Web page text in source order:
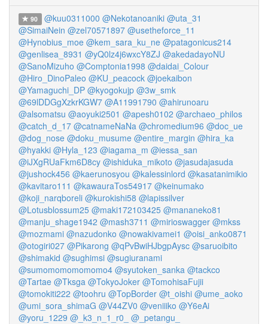
90 @kuu0311000 @Nekotanoaniki @uta_31
@SimaiNein @zel70571897 @usetheforce_11
@Hynobius_moe @kem_sara_ku_ne @patagonicus214
@genlisea_8931 @yQ0lz4j6wxcY8ZJ @akedadayoNU
@SanoMizuho @Comptonia1998 @daidai_Colour
@Hiro_DinoPaleo @KU_peacock @joekaibon
@Yamaguchi_DP @kyogokujp @3w_smk
@69lDDGgXzkrKGW7 @A11991790 @ahirunoaru
@alsomatsu @aoyuki2501 @apesh0102 @archaeo_philos
@catch_d_17 @catnameNaNa @chromedium96 @doc_ue
@dog_nose @doku_musume @entire_margin @hira_ka
@hyakki @Hyla_123 @iagama_m @iessa_san
@iJXgRUaFkm6D8cy @ishiduka_mikoto @jasudajasuda
@jushock456 @kaerunosyou @kalessinlord @kasatanimikio
@kavitaro111 @kawauraTos54917 @keinumako
@koji_narqboreli @kurokishi58 @lapissilver
@Lotusblossum25 @maki172103425 @mananeko81
@manju_shage1942 @mash3711 @mirioswagger @mkss
@mozmami @nazudonko @nowakivamei1 @oisi_anko0871
@otogiri027 @Pikarong @qPvBwiHJbgpAysc @saruoibito
@shimakid @sughimsi @sugiuranami
@sumomomomomomo4 @syutoken_sanka @tackco
@Tartae @Tksga @TokyoJoker @TomohisaFujii
@tomokiti222 @toohru @TopBorder @t_oishi @ume_aoko
@umi_sora_shimaG @V44ZV0 @veniiiko @Y6eAi
@yoru_1229 @_k3_n_1_r0_ @_petangu_